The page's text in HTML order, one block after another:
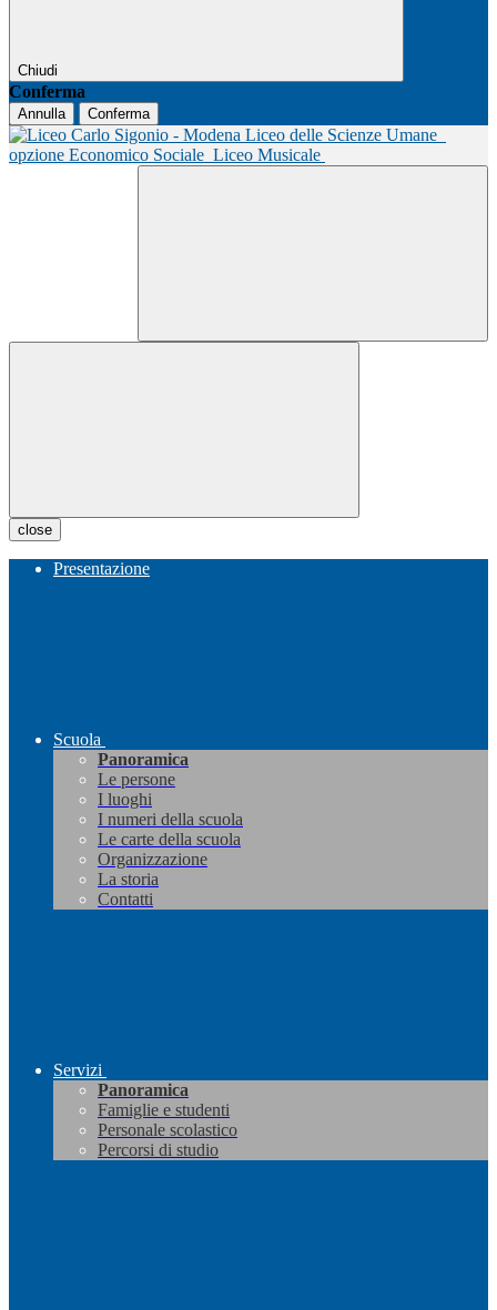
Chiudi
Conferma
Annulla Conferma
Liceo delle Scienze Umane
opzione Economico Sociale Liceo Musicale
close
Presentazione
Scuola
Panoramica
Le persone
I luoghi
I numeri della scuola
Le carte della scuola
Organizzazione
La storia
Contatti
Servizi
Panoramica
Famiglie e studenti
Personale scolastico
Percorsi di studio